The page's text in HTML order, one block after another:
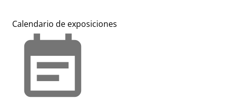
Calendario de exposiciones
event_note